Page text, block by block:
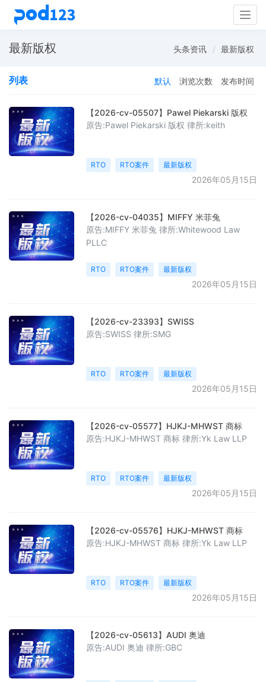
最新版权 头条资讯 最新版权
列表 默认 浏览次数 发布时间
【2026-cv-05507】Pawel Piekarski 版权
原告:Pawel Piekarski 版权 律所:keith
RTO RTO案件 最新版权
2026年05月15日
【2026-cv-04035】MIFFY 米菲兔
原告:MIFFY 米菲兔 律所:Whitewood Law
PLLC
RTO RTO案件 最新版权
2026年05月15日
【2026-cv-23393】SWISS
原告:SWISS 律所:SMG
RTO RTO案件 最新版权
2026年05月15日
【2026-cv-05577】HJKJ-MHWST 商标
原告:HJKJ-MHWST 商标 律所:Yk Law LLP
RTO RTO案件 最新版权
2026年05月15日
【2026-cv-05576】HJKJ-MHWST 商标
原告:HJKJ-MHWST 商标 律所:Yk Law LLP
RTO RTO案件 最新版权
2026年05月15日
【2026-cv-05613】AUDI 奥迪
原告:AUDI 奥迪 律所:GBC